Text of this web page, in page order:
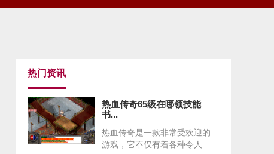
热门资讯
热血传奇65级在哪领技能
书...
热血传奇是一款非常受欢迎的
游戏，它不仅有着各种令人...